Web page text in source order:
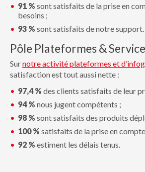
91 % sont satisfaits de la prise en
besoins ;
93 % sont satisfaits de notre support.
Pôle Plateformes &
Surnotre activité plateformes et
satisfaction est tout aussi nette :
97,4 % des clients satisfaits de leur
94 % nous jugent compétents ;
98 % sont satisfaits des produits
100 % satisfaits de la prise en
92 % estiment les délais tenus.